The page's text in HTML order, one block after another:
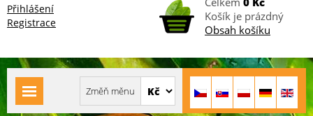
Přihlášení
Registrace
Košík je prázdný
Obsah košíku